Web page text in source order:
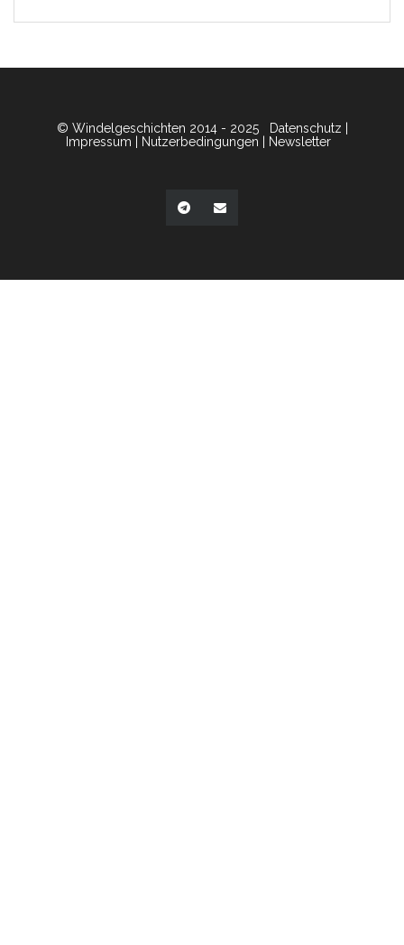
© Windelgeschichten 2014 - 2025 Datenschutz
Impressum
Nutzerbedingungen Newsletter